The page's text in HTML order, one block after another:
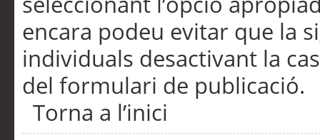
encara podeu evitar que la
individuals desactivant la
del formulari de publicació.
Torna a l’inici